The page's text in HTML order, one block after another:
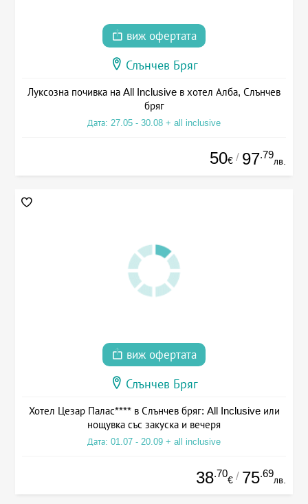
виж офертата
Слънчев Бряг
Луксозна почивка на All Inclusive в хотел Алба, Слънчев
бряг
Дата: 27.05 - 30.08 + all inclusive
50€ / 97.79
лв.
виж офертата
Слънчев Бряг
Хотел Цезар Палас**** в Слънчев бряг: All Inclusive или
нощувка със закуска и вечеря
Дата: 01.07 - 20.09 + all inclusive
38.70
€ / 75.69
лв.